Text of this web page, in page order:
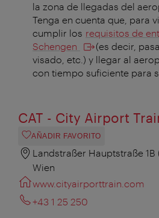
la zona de llegadas del
Tenga en cuenta que, para
cumplir los requisitos de
Schengen
(es decir,
visado, etc.) y llegar al
con tiempo suficiente para
CAT - City Airport
AÑADIR FAVORITO
Landstraßer Hauptstraße 1B
Wien
www.cityairporttrain.com
+43 1 25 250